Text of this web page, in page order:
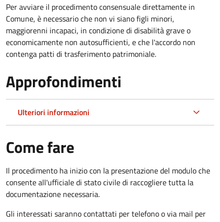
Per avviare il procedimento consensuale direttamente in
Comune, è necessario che non vi siano figli minori,
maggiorenni incapaci, in condizione di disabilità grave o
economicamente non autosufficienti, e che l'accordo non
contenga patti di trasferimento patrimoniale.
Approfondimenti
Ulteriori informazioni
Come fare
Il procedimento ha inizio con la presentazione del modulo che
consente all'ufficiale di stato civile di raccogliere tutta la
documentazione necessaria.
Gli interessati saranno contattati per telefono o via mail per